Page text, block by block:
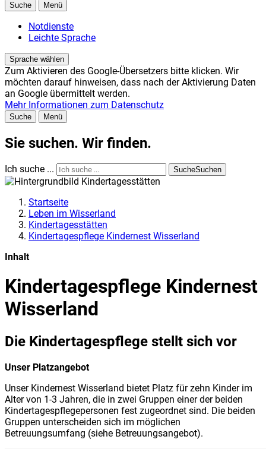
Suche Menü
Notdienste
Leichte Sprache
Sprache wählen
Zum Aktivieren des Google-Übersetzers bitte klicken. Wir
möchten darauf hinweisen, dass nach der Aktivierung Daten
an Google übermittelt werden.
Mehr Informationen zum Datenschutz
Suche Menü
Sie suchen. Wir finden.
Ich suche ... SucheSuchen
Startseite
Leben im Wisserland
Kindertagesstätten
Kindertagespflege Kindernest Wisserland
Inhalt
Kindertagespflege Kindernest
Wisserland
Die Kindertagespflege stellt sich vor
Unser Platzangebot
Unser Kindernest Wisserland bietet Platz für zehn Kinder im
Alter von 1-3 Jahren, die in zwei Gruppen einer der beiden
Kindertagespflegepersonen fest zugeordnet sind. Die beiden
Gruppen unterscheiden sich im möglichen
Betreuungsumfang (siehe Betreuungsangebot).